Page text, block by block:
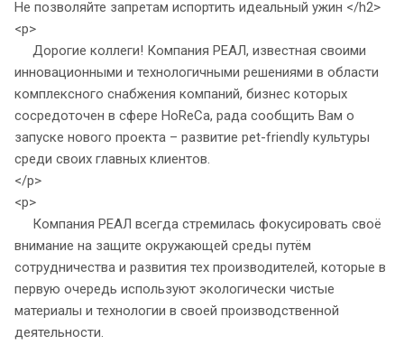
Не позволяйте запретам испортить идеальный ужин </h2>
<p>
Дорогие коллеги! Компания РЕАЛ, известная своими
инновационными и технологичными решениями в области
комплексного снабжения компаний, бизнес которых
сосредоточен в сфере HoReCa, рада сообщить Вам о
запуске нового проекта – развитие pet-friendly культуры
среди своих главных клиентов.
</p>
<p>
Компания РЕАЛ всегда стремилась фокусировать своё
внимание на защите окружающей среды путём
сотрудничества и развития тех производителей, которые в
первую очередь используют экологически чистые
материалы и технологии в своей производственной
деятельности.